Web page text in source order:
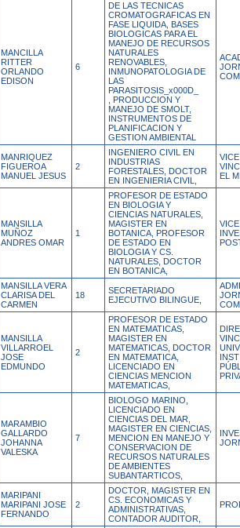
MANCILLA
RITTER
ORLANDO
EDISON
6
DE LAS TECNICAS
CROMATOGRAFICAS EN
FASE LIQUIDA, BASES
BIOLOGICAS PARA EL
MANEJO DE RECURSOS
NATURALES
RENOVABLES,
INMUNOPATOLOGIA DE
LAS
PARASITOSIS_x000D_
, PRODUCCION Y
MANEJO DE SMOLT,
INSTRUMENTOS DE
PLANIFICACION Y
GESTION AMBIENTAL
MANRIQUEZ
FIGUEROA
MANUEL JESUS
2
INGENIERO CIVIL EN
INDUSTRIAS
FORESTALES, DOCTOR
EN INGENIERIA CIVIL,
EL
MANSILLA
MUÑOZ
ANDRES OMAR
1
PROFESOR DE ESTADO
EN BIOLOGIA Y
CIENCIAS NATURALES,
MAGISTER EN
BOTANICA, PROFESOR
DE ESTADO EN
BIOLOGIA Y CS.
NATURALES, DOCTOR
EN BOTANICA,
MANSILLA VERA
CLARISA DEL
CARMEN
18
SECRETARIADO
EJECUTIVO BILINGUE,
MANSILLA
VILLARROEL
JOSE
EDMUNDO
2
PROFESOR DE ESTADO
EN MATEMATICAS,
MAGISTER EN
MATEMATICAS, DOCTOR
EN MATEMATICA,
LICENCIADO EN
CIENCIAS MENCION
MATEMATICAS,
MARAMBIO
GALLARDO
JOHANNA
VALESKA
7
BIOLOGO MARINO,
LICENCIADO EN
CIENCIAS DEL MAR,
MAGISTER EN CIENCIAS,
MENCION EN MANEJO Y
CONSERVACION DE
RECURSOS NATURALES
DE AMBIENTES
SUBANTARTICOS,
MARIPANI
MARIPANI JOSE
FERNANDO
2
DOCTOR, MAGISTER EN
CS. ECONOMICAS Y
ADMINISTRATIVAS,
CONTADOR AUDITOR,